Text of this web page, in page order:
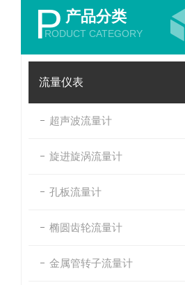
P 产品分类
RODUCT CATEGORY
流量仪表
超声波流量计
旋进旋涡流量计
孔板流量计
椭圆齿轮流量计
金属管转子流量计